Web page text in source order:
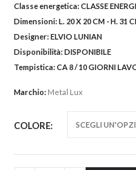
Classe energetica:CLASSE
Dimensioni:L. 20 X 20 CM - H. 31
Designer:ELVIO LUNIAN
Disponibilità:DISPONIBILE
Tempistica:CA 8 / 10 GIORNI
Marchio: Metal Lux
COLORE